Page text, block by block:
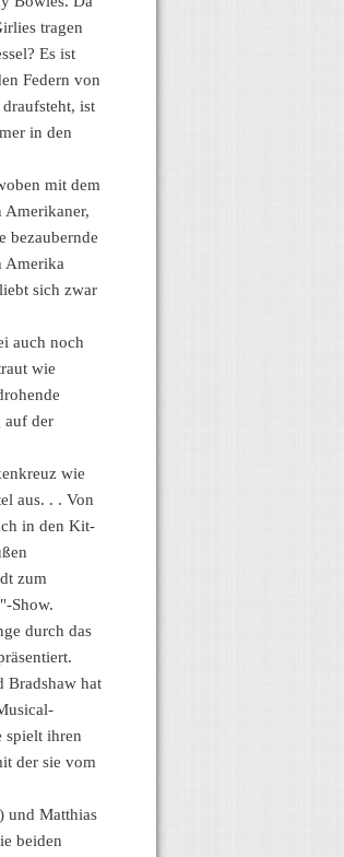
tragen
Es ist
Federn von
ist
in den
mit dem
Amerikaner,
bezaubernde
Amerika
sich zwar
auch noch
wie
auf der
wie
aus. . . Von
in den Kit-
zum
Show.
durch das
Bradshaw hat
spielt ihren
der sie vom
und Matthias
beiden